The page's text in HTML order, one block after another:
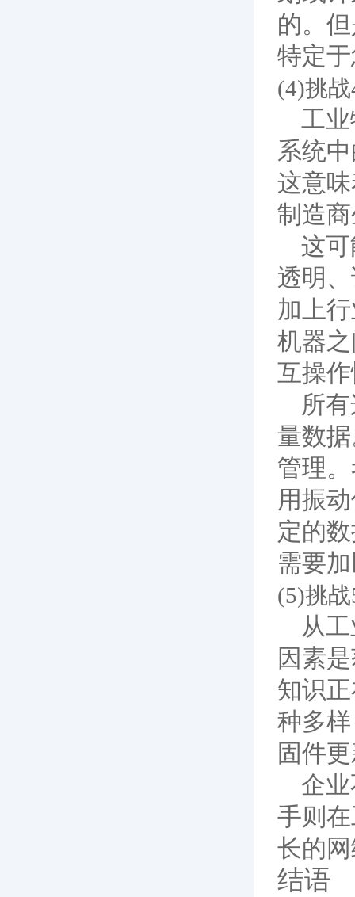
的。
特定
(4)挑
工
系统
这意
制造
这
透明
加上
机器
互操
所
量数
管理
用振
定的
需要
(5)挑
从
因素
知识
种多
固件
企
手则
长的
结语